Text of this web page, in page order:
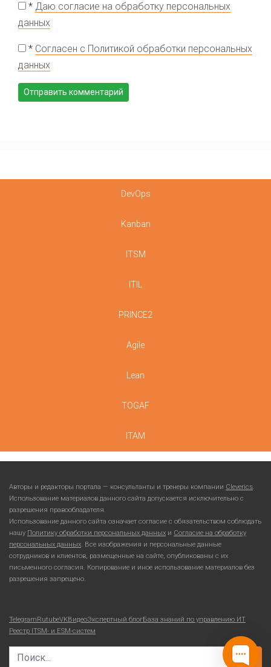
* Даю согласие на обработку персональных
данных
* Согласен с Политикой обработки персональных
данных
DevOps
Kanban
ITSM
ITIL
PRINCE2
Agile
Lean
TOGAF
ITAM
Авторы и редакторы портала — консультанты и тренеры компании Cleverics.
Использование материалов данного сайта допускается исключительно с
разрешения правообладателя.
Использование данного сайта означает согласие с обязательством соблюдать
нашу Политику обработки персональных данных и Согласие на обработку
персональных данных. Все изображения и персональные данные
сотрудников и клиентов, размещенные на сайте, опубликованы с их
письменного согласия. Копирование и иное использование материалов без
разрешения запрещено.
TelegramRutubeVKВидеоЭкспертный блогБаза знаний по управлению ИТ
Реестр ITSM- и ESM-систем
Search for